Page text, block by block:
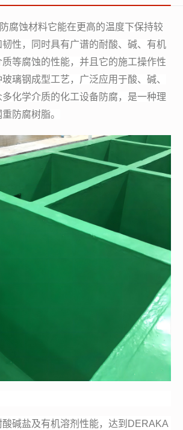
腐蚀材料它能在更高的温度下保持较
性，同时具有广谱的耐酸、碱、有机
等腐蚀的性能，并且它的施工操作性
璃钢成型工艺，广泛应用于酸、碱、
化学介质的化工设备防腐，是一种理
防腐树脂。
酸碱盐及有机溶剂性能，达到DERAKA